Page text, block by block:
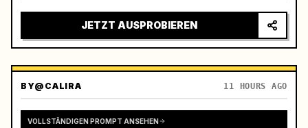
JETZT AUSPROBIEREN
BY@CALIRA 11 HOURS AGO
VOLLSTÄNDIGEN PROMPT ANSEHEN